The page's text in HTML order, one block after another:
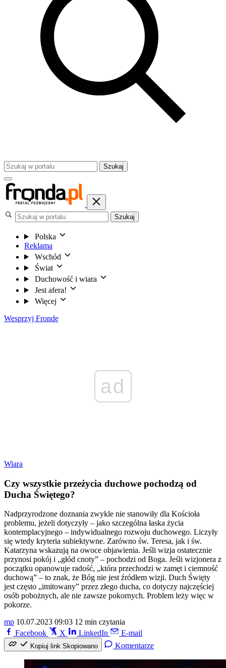
Szukaj
Szukaj
Polska
Reklama
Wschód
Świat
Duchowość i wiara
Jest afera!
Więcej
Wesprzyj Frondę
ad
Wiara
Czy wszystkie przeżycia duchowe pochodzą od
Ducha Świętego?
Nadprzyrodzone doznania zwykle nie stanowiły dla Kościoła
problemu, jeżeli dotyczyły – jako szczególna łaska życia
kontemplacyjnego – indywidualnego rozwoju duchowego. Liczyły
się wtedy kryteria subiektywne. Zarówno św. Teresa, jak i św.
Katarzyna wskazują na owoce objawienia. Jeśli wizja ostatecznie
przynosi pokój i „głód cnoty” – pochodzi od Boga. Jeśli wizjonera z
początku opanowuje radość, „która przechodzi w zamęt i ciemność
duchową” – to znak, że Bóg nie jest źródłem wizji. Duch Święty
jest często „imitowany” przez złego ducha, co dotyczy najczęściej
osób pobożnych, ale nie zawsze pokornych. Problem leży więc w
pokorze.
mp 10.07.2023 09:03 12 min czytania
Facebook
X LinkedIn E-mail
Kopiuj link Skopiowano Komentarze